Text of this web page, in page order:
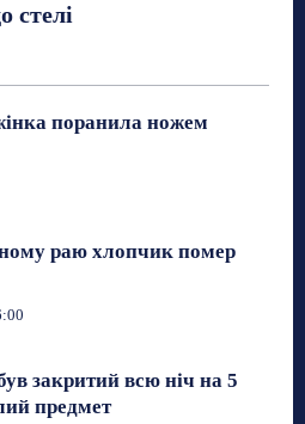
стелі
поранила ножем
раю хлопчик помер
закритий всю ніч на 5
предмет